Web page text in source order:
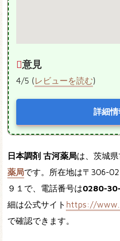
意見
4/5 (レビューを読む)
詳細情
日本調剤 古河薬局は、茨城
薬局です。所在地は〒306-
９１で、電話番号は0280-30-
細は公式サイト https://
で確認できます。